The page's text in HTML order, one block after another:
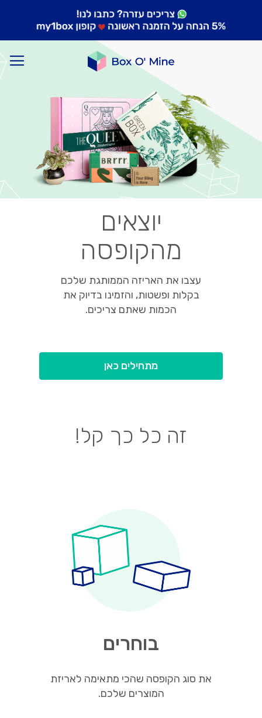
יוצאים
מהקופסה
עצבו את האריזה הממותגת שלכם
בקלות ופשטות, והזמינו בדיוק את
הכמות שאתם צריכים.
מתחילים כאן
זה כל כך קל!
בוחרים
את סוג הקופסה שהכי מתאימה לאריזת
המוצרים שלכם.